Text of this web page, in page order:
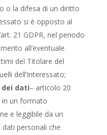
o la difesa di un diritto
si è opposto al
21 GDPR, nel periodo
all’eventuale
del Titolare del
dell’Interessato;
dati– articolo 20
in un formato
e leggibile da un
personali che